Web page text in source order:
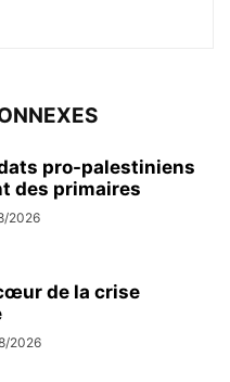
pro-palestiniens
des primaires
2026
de la crise
2026